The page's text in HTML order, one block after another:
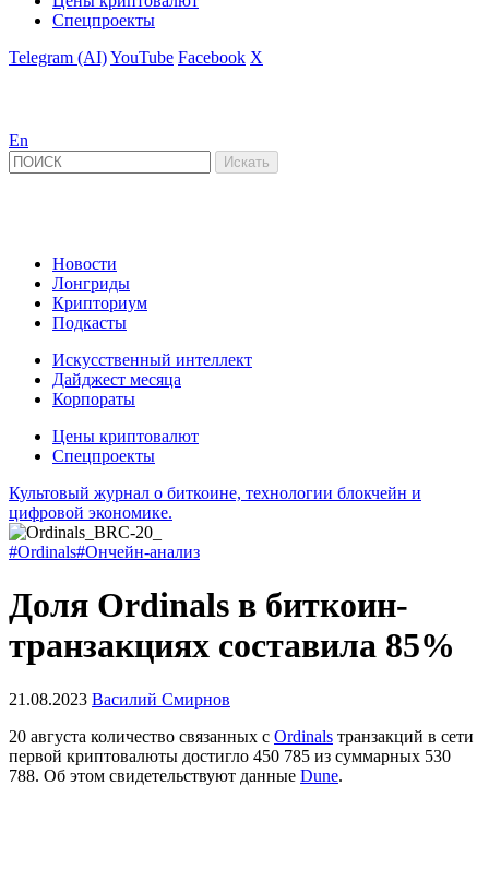
Спецпроекты
Telegram (AI)YouTube Facebook X
En
Новости
Лонгриды
Крипториум
Подкасты
Искусственный интеллект
Дайджест месяца
Корпораты
Цены криптовалют
Спецпроекты
Культовый журнал о биткоине, технологии блокчейн и
цифровой экономике.
#Ordinals#Ончейн-анализ
Доля Ordinals в биткоин-
транзакциях составила 85%
21.08.2023 Василий Смирнов
20 августа количество связанных с Ordinals транзакций в сети
первой криптовалюты достигло 450 785 из суммарных 530
788. Об этом свидетельствуют данные Dune.